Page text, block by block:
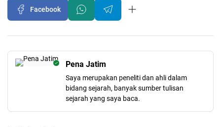
Facebook
Pena Jatim
Saya merupakan peneliti dan ahli dalam
bidang sejarah, banyak sumber tulisan
sejarah yang saya baca.